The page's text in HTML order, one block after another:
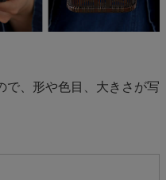
で、形や色目、大きさが写